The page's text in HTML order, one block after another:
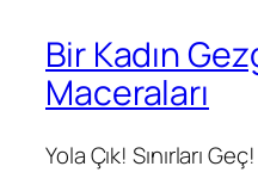
Bir Kadın
Maceraları
Yola Çık! Sınırları